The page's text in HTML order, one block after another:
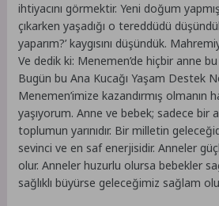
ihtiyacını görmektir. Yeni doğum
çıkarken yaşadığı o tereddüdü
yaparım?’ kaygısını düşündük.
Ve dedik ki: Menemen’de hiçbir anne bu
Bugün bu Ana Kucağı Yaşam Destek
Menemen’imize kazandırmış olmanın
yaşıyorum. Anne ve bebek; sadece bir
toplumun yarınıdır. Bir milletin
sevinci ve en saf enerjisidir. Anneler
olur. Anneler huzurlu olursa bebekler
sağlıklı büyürse geleceğimiz sağlam